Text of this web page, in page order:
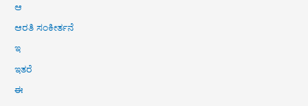
ಆ
ಆರತಿ ಸಂಕೀರ್ತನೆ
ಇ
ಇತರೆ
ಈ